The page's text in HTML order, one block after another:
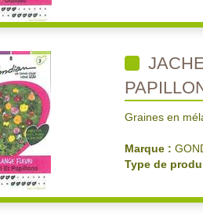
Graines en
Marque :
Type de